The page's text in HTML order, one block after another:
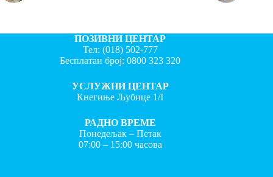
ПОЗИВНИ ЦЕНТАР
Тел: (018) 502-777
Бесплатан број:0800 323 320
УСЛУЖНИ ЦЕНТАР
Кнегиње Љубице 1/I
РАДНО ВРЕМЕ
Понедељак – Петак
07:00 – 15:00 часова